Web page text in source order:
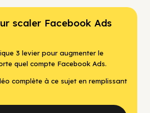
scaler Facebook Ads
3 levier pour augmenter le
quel compte Facebook Ads.
complète à ce sujet en remplissant